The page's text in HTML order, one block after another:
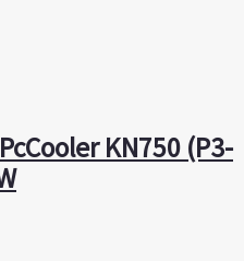
KN750 (P3-